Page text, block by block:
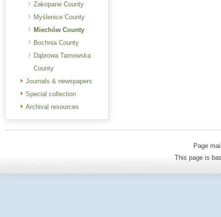
Zakopane County
Myślenice County
Miechów County
Bochnia County
Dąbrowa Tarnowska
County
Journals & newspapers
Special collection
Archival resources
Page
This page is